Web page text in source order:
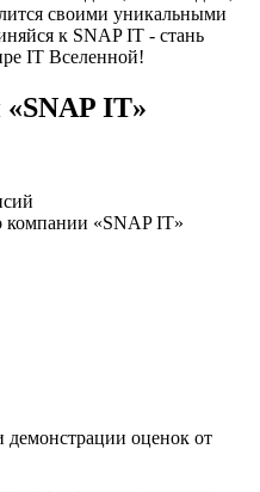
своими уникальными
к SNAP IT - стань
IT Вселенной!
IT»
компании «SNAP IT»
демонстрации оценок от